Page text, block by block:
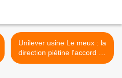
Unilever usine Le meux : la
direction piétine l'accord 35
heures sur le délai de